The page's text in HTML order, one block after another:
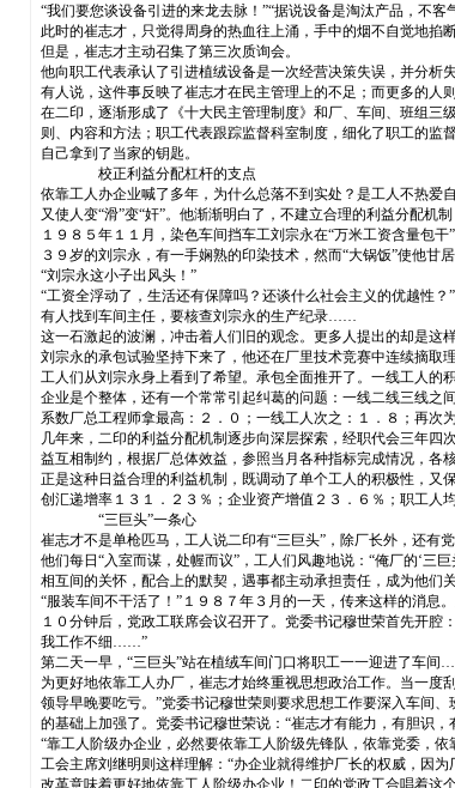
“我们要您谈设备引进的来龙去脉！”“据说设备是淘汰产品，不
此时的崔志才，只觉得周身的热血往上涌，手中的烟不自觉地
但是，崔志才主动召集了第三次质询会。
他向职工代表承认了引进植绒设备是一次经营决策失误，并分析
有人说，这件事反映了崔志才在民主管理上的不足；而更多的人
在二印，逐渐形成了《十大民主管理制度》和厂、车间、班组
则、内容和方法；职工代表跟踪监督科室制度，细化了职工的
自己拿到了当家的钥匙。
校正利益分配杠杆的支点
依靠工人办企业喊了多年，为什么总落不到实处？是工人不热爱
又使人变“滑”变“奸”。他渐渐明白了，不建立合理的利益分配机
１９８５年１１月，染色车间挡车工刘宗永在“万米工资含量包
３９岁的刘宗永，有一手娴熟的印染技术，然而“大锅饭”使他
“刘宗永这小子出风头！”
“工资全浮动了，生活还有保障吗？还谈什么社会主义的优越性？”
有人找到车间主任，要核查刘宗永的生产纪录……
这一石激起的波澜，冲击着人们旧的观念。更多人提出的却是这
刘宗永的承包试验坚持下来了，他还在厂里技术竞赛中连续摘取
工人们从刘宗永身上看到了希望。承包全面推开了。一线工人的
企业是个整体，还有一个常常引起纠葛的问题：一线二线三线之
系数厂总工程师拿最高：２．０；一线工人次之：１．８；再次
几年来，二印的利益分配机制逐步向深层探索，经职代会三年
益互相制约，根据厂总体效益，参照当月各种指标完成情况，各
正是这种日益合理的利益机制，既调动了单个工人的积极性，又
创汇递增率１３１．２３％；企业资产增值２３．６％；职工人
“三巨头”一条心
崔志才不是单枪匹马，工人说二印有“三巨头”，除厂长外，还有
他们每日“入室而谋，处幄而议”，工人们风趣地说：“俺厂的‘三巨
相互间的关怀，配合上的默契，遇事都主动承担责任，成为他们关
“服装车间不干活了！”１９８７年３月的一天，传来这样的消息
１０分钟后，党政工联席会议召开了。党委书记穆世荣首先开
我工作不细……”
第二天一早，“三巨头”站在植绒车间门口将职工一一迎进了车间
为更好地依靠工人办厂，崔志才始终重视思想政治工作。当一度
领导早晚要吃亏。”党委书记穆世荣则要求思想工作要深入车间
的基础上加强了。党委书记穆世荣说：“崔志才有能力，有胆识
“靠工人阶级办企业，必然要依靠工人阶级先锋队，依靠党委，依
工会主席刘继明则这样理解：“办企业就得维护厂长的权威，因
改革意味着更好地依靠工人阶级办企业！二印的党政工合唱着这个